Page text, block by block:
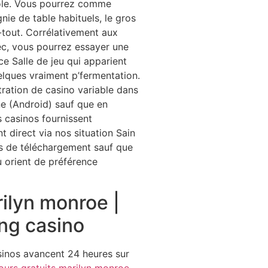
Vous pourrez comme
de table habituels, le gros
Corrélativement aux
vous pourrez essayer une
Salle de jeu qui apparient
vraiment p’fermentation.
de casino variable dans
(Android) sauf que en
casinos fournissent
direct via nos situation Sain
de téléchargement sauf que
orient de préférence
monroe |
casino
avancent 24 heures sur